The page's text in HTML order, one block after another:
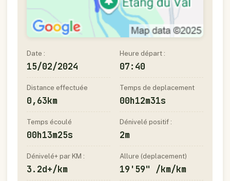
Date :
15/02/2024
Heure départ :
07:40
Distance effectuée
0,63km
Temps de deplacement
00h12m31s
Temps écoulé
00h13m25s
Dénivelé positif :
2m
Dénivelé+ par KM :
3.2d+/km
Allure (deplacement)
19'59" /km/km